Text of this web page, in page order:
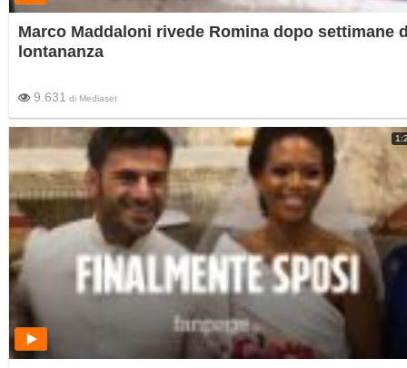
Marco Maddaloni rivede Romina dopo settimane
lontananza
9.631 di Mediaset